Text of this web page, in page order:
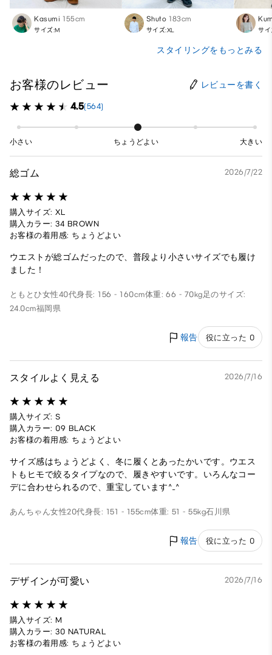
Kasumi 155cm
サイズ:M
Shuto 183cm
サイズ:XL サイ
スタイリングをもっとみる
お客様のレビュー レビューを書く
4.5(564)
小さい ちょうどよい 大きい
総ゴム 2026/7/22
購入サイズ: XL
購入カラー: 34 BROWN
お客様の着用感: ちょうどよい
ウエストが総ゴムだったので、普段より小さいサイズでも履け
ました！
ともとひ女性40代身長: 156 - 160cm体重: 66 - 70kg足のサイズ:
24.0cm福岡県
報告 役に立った 0
スタイルよく見える 2026/7/16
購入サイズ: S
購入カラー: 09 BLACK
お客様の着用感: ちょうどよい
サイズ感はちょうどよく、冬に履くとあったかいです。ウエス
トもヒモで絞るタイプなので、履きやすいです。いろんなコー
デに合わせられるので、重宝しています^_^
あんちゃん女性20代身長: 151 - 155cm体重: 51 - 55kg石川県
報告 役に立った 0
デザインが可愛い 2026/7/16
購入サイズ: M
購入カラー: 30 NATURAL
お客様の着用感: ちょうどよい